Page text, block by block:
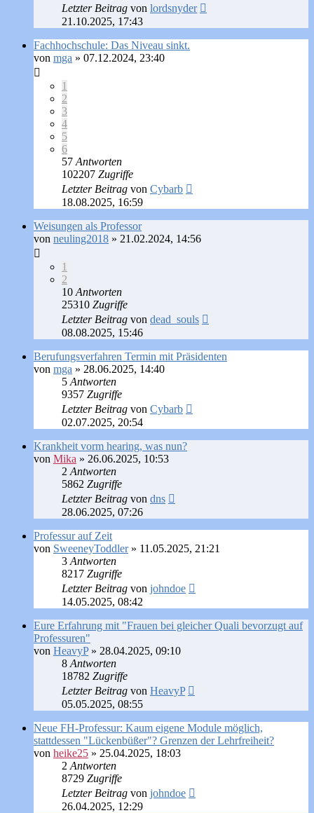
Letzter Beitrag von lordsnyder
21.10.2025, 17:43
Fachhochschule: Das Niveau sinkt.
von mga » 07.12.2024, 23:40
1
2
3
4
5
6
57 Antworten
102207 Zugriffe
Letzter Beitrag von Cybarb
18.08.2025, 16:59
Weisungen als Professor
von neuling2018 » 21.02.2024, 14:56
1
2
10 Antworten
25310 Zugriffe
Letzter Beitrag von dead_souls
08.08.2025, 15:46
Berufungsverfahren Termin mit Präsidenten
von mga » 28.06.2025, 14:40
5 Antworten
9357 Zugriffe
Letzter Beitrag von Cybarb
02.07.2025, 20:54
Krankheit vorm hearing, was nun?
von Mika » 26.06.2025, 10:53
2 Antworten
5862 Zugriffe
Letzter Beitrag von dns
28.06.2025, 07:26
Professur auf Zeit
von SweeneyToddler» 11.05.2025, 21:21
3 Antworten
8217 Zugriffe
Letzter Beitrag von johndoe
14.05.2025, 08:42
Eure Erfahrung mit "Frauen bei gleicher Quali bevorzugt auf
Professuren"
von HeavyP» 28.04.2025, 09:10
8 Antworten
18782 Zugriffe
Letzter Beitrag von HeavyP
05.05.2025, 08:55
Neue FH-Professur: Kaum eigene Module möglich,
stattdessen "Lückenbüßer"? Grenzen der Lehrfreiheit?
von heike25 » 25.04.2025, 18:03
2 Antworten
8729 Zugriffe
Letzter Beitrag von johndoe
26.04.2025, 12:29